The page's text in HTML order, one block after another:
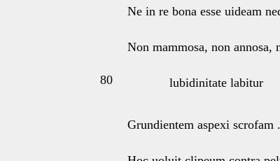
Ne in re bona esse uideam
Non mammosa, non annosa,
80 lubidinitate labitur
Grundientem aspexi scrofam